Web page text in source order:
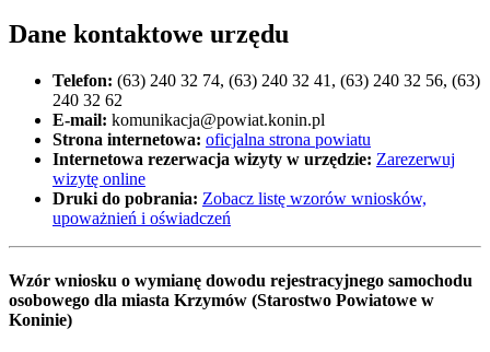
Dane kontaktowe urzędu
Telefon: (63) 240 32 74, (63) 240 32 41, (63) 240 32 56, (63)
240 32 62
E-mail: komunikacja@powiat.konin.pl
Strona internetowa: oficjalna strona powiatu
Internetowa rezerwacja wizyty w urzędzie: Zarezerwuj
wizytę online
Druki do pobrania: Zobacz listę wzorów wniosków,
upoważnień i oświadczeń
Wzór wniosku o wymianę dowodu rejestracyjnego samochodu
osobowego dla miasta Krzymów (Starostwo Powiatowe w
Koninie)